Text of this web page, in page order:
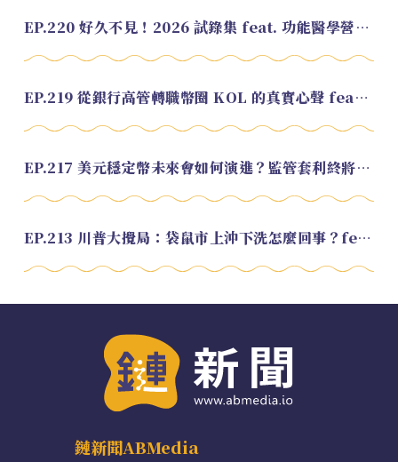
EP.220 好久不見！2026 試錄集 feat. 功能醫學營養師 美寶
EP.219 從銀行高管轉職幣圈 KOL 的真實心聲 feat.龜大
EP.217 美元穩定幣未來會如何演進？監管套利終將收斂？feat. 研究員 余哲安
EP.213 川普大攪局：袋鼠市上沖下洗怎麼回事？feat. Alvin
鏈新聞ABMedia